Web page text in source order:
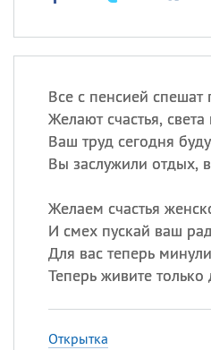
Все с пенсией спешат
Желают счастья,
Ваш труд сегодня
Вы заслужили отдых,
Желаем счастья
И смех пускай ваш
Для вас теперь
Теперь живите только
Открытка